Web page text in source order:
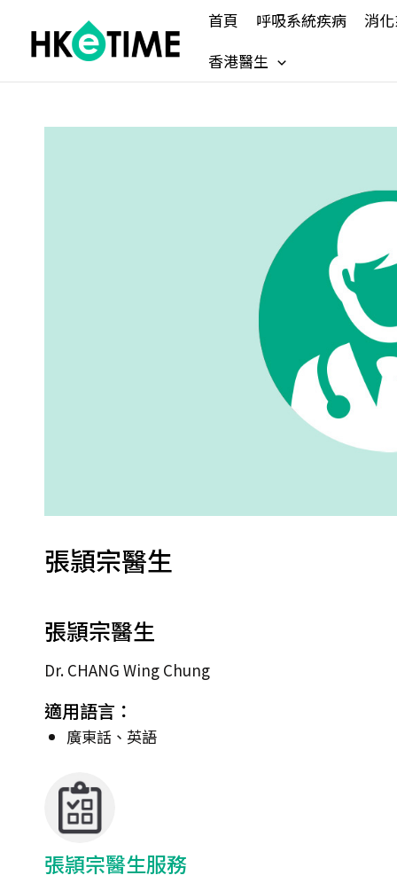
content
首頁 呼吸系統疾病
消
香港醫生
張頴宗醫生
張頴宗醫生
Dr. CHANG Wing Chung
適用語言：
廣東話、英語
張頴宗醫生服務